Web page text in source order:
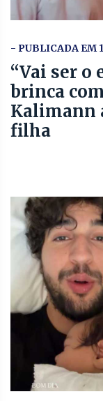
- PUBLICADA EM
“Vai ser o
brinca
Kalimann
filha